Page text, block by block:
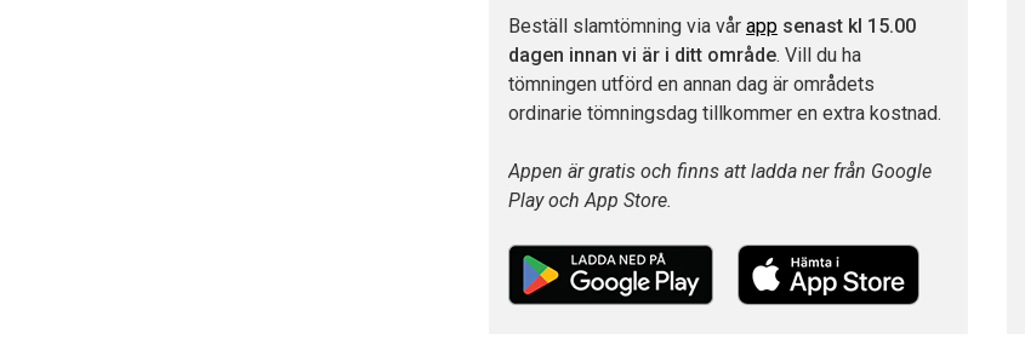
Beställ slamtömning via vår app senast kl 15.00
dagen innan vi är i ditt område. Vill du ha
tömningen utförd en annan dag är områdets
ordinarie tömningsdag tillkommer en extra kostnad.
Appen är gratis och finns att ladda ner från Google
Play och App Store.